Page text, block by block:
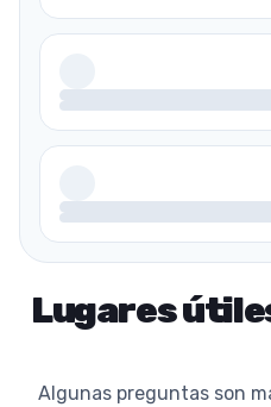
Lugares
Algunas preguntas son